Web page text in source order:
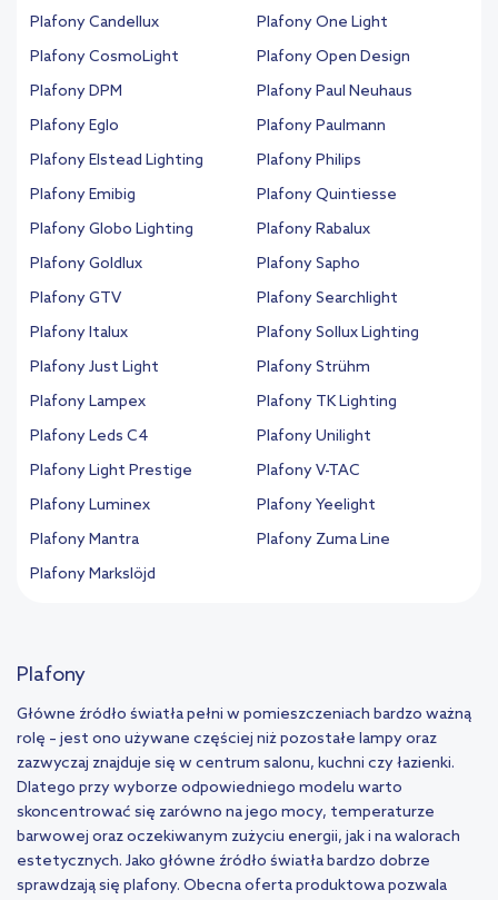
Plafony Candellux
Plafony CosmoLight
Plafony DPM
Plafony Eglo
Plafony Elstead Lighting
Plafony Emibig
Plafony Globo Lighting
Plafony Goldlux
Plafony GTV
Plafony Italux
Plafony Just Light
Plafony Lampex
Plafony Leds C4
Plafony Light Prestige
Plafony Luminex
Plafony Mantra
Plafony Markslöjd
Plafony One Light
Plafony Open Design
Plafony Paul Neuhaus
Plafony Paulmann
Plafony Philips
Plafony Quintiesse
Plafony Rabalux
Plafony Sapho
Plafony Searchlight
Plafony Sollux Lighting
Plafony Strühm
Plafony TK Lighting
Plafony Unilight
Plafony V-TAC
Plafony Yeelight
Plafony Zuma Line
Plafony
Główne źródło światła pełni w pomieszczeniach bardzo ważną
rolę – jest ono używane częściej niż pozostałe lampy oraz
zazwyczaj znajduje się w centrum salonu, kuchni czy łazienki.
Dlatego przy wyborze odpowiedniego modelu warto
skoncentrować się zarówno na jego mocy, temperaturze
barwowej oraz oczekiwanym zużyciu energii, jak i na walorach
estetycznych. Jako główne źródło światła bardzo dobrze
sprawdzają się plafony. Obecna oferta produktowa pozwala